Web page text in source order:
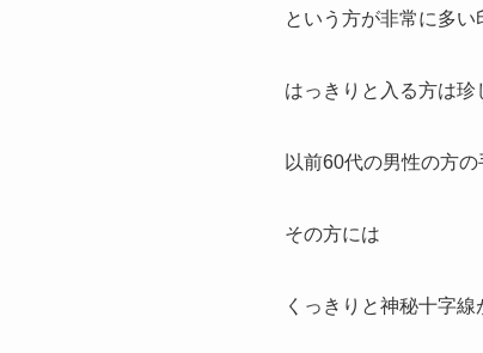
という方が非常に多い
はっきりと入る方は珍
以前60代の男性の方
その方には
くっきりと神秘十字